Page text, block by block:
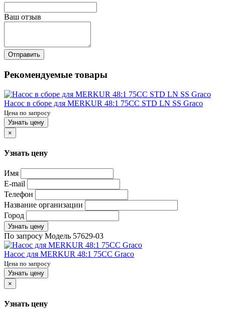
Ваш отзыв
Отправить
Рекомендуемые товары
Насос в сборе для MERKUR 48:1 75CC STD LN SS Graco
Цена по запросу
Узнать цену
×
Узнать цену
Имя
E-mail
Телефон
Название организации
Город
Узнать цену
По запросу Модель 57629-03
Насос для MERKUR 48:1 75CC Graco
Цена по запросу
Узнать цену
×
Узнать цену